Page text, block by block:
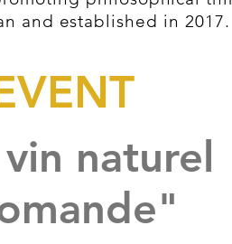
and established in 2017.
naturel
"